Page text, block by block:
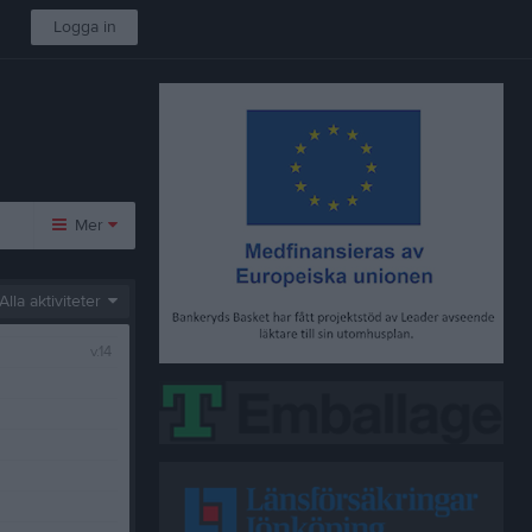
Logga in
Mer
Video
aktiviteter
v.14